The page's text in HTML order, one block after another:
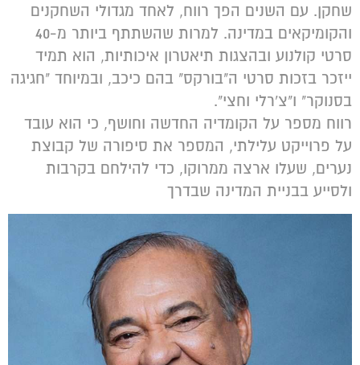
שחקן. עם השנים הפך רווח, לאחד מגדולי השחקנים
והקומיקאים במדינה. למרות שהשתתף ביותר מ-40
סרטי קולנוע ובהצגות תיאטרון איכותיות, הוא תמיד
ייזכר בזכות סרטי ה"בורקס" בהם כיכב, ובמיוחד "חגיגה
בסנוקר" ו"צ'רלי וחצי".
רווח מספר על הקומדיה החדשה וחושף, כי הוא עובד
על פרוייקט עלילתי, המספר את סיפורה של קבוצת
נערים, שעלו ארצה ממרוקו, כדי להילחם בקרבות
ולסייע בבניית המדינה שבדרך